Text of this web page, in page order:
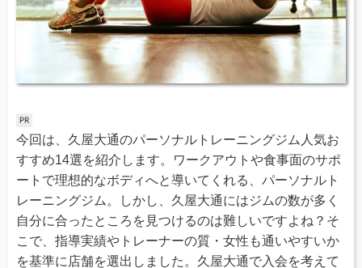
今回は、久屋大通のパーソナルトレーニングジム人気お
すすめ14選を紹介します。ワークアウトや食事面のサポ
ートで理想的なボディへと導いてくれる、パーソナルト
レーニングジム。しかし、久屋大通にはジムの数が多く
自分に合ったところを見つけるのは難しいですよね？そ
こで、指導実績やトレーナーの質・女性も通いやすいか
を基準に店舗を選出しました。久屋大通で入会を考えて